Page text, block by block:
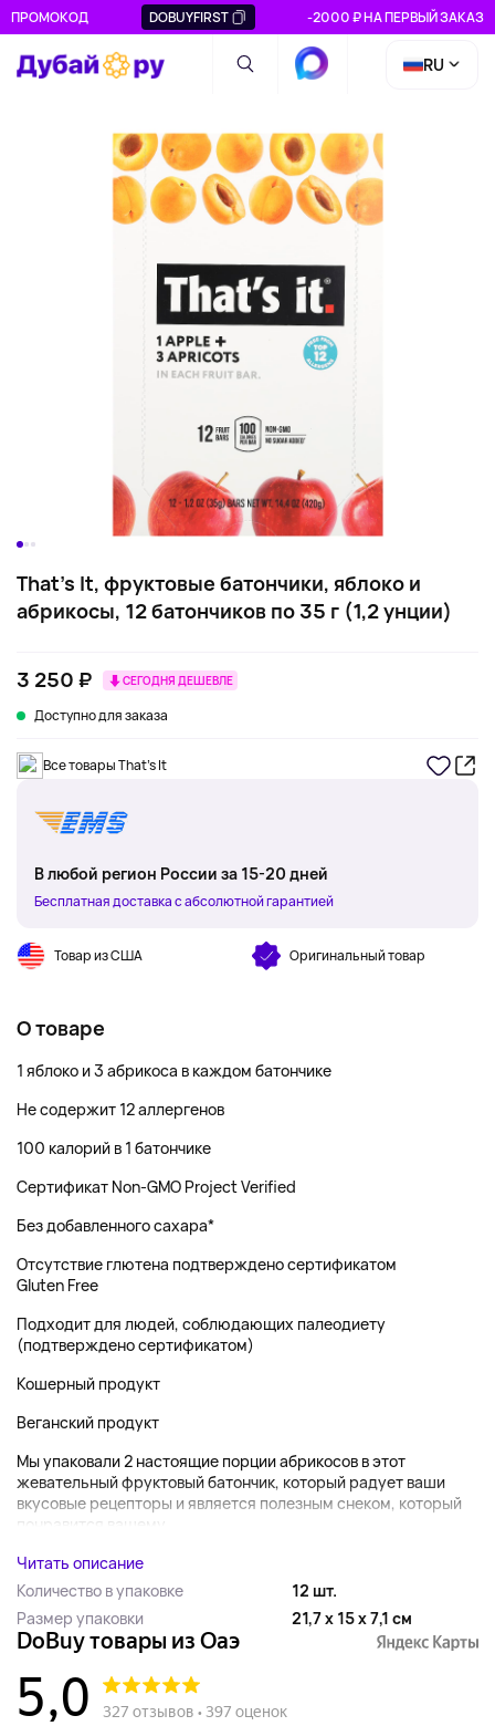
ПРОМОКОД DOBUYFIRST -2000 ₽ НА ПЕРВЫЙ ЗАКАЗ
RU
That's It, фруктовые батончики, яблоко и
абрикосы, 12 батончиков по 35 г (1,2 унции)
3 250 ₽ СЕГОДНЯ ДЕШЕВЛЕ
Доступно для заказа
Все товары That's It
В любой регион России за 15-20 дней
Бесплатная доставка с абсолютной гарантией
Товар из США Оригинальный товар
О товаре
1 яблоко и 3 абрикоса в каждом батончике
Не содержит 12 аллергенов
100 калорий в 1 батончике
Сертификат Non-GMO Project Verified
Без добавленного сахара*
Отсутствие глютена подтверждено сертификатом
Gluten Free
Подходит для людей, соблюдающих палеодиету
(подтверждено сертификатом)
Кошерный продукт
Веганский продукт
Мы упаковали 2 настоящие порции абрикосов в этот
жевательный фруктовый батончик, который радует ваши
вкусовые рецепторы и является полезным снеком, который
понравится вашему...
Читать описание
Количество в упаковке
12 шт.
Размер упаковки
21,7 x 15 x 7,1 см